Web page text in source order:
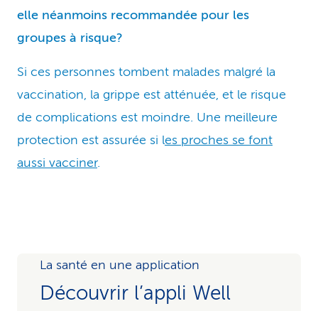
elle néanmoins recommandée pour les
groupes à risque?
Si ces personnes tombent malades malgré la
vaccination, la grippe est atténuée, et le risque
de complications est moindre. Une meilleure
protection est assurée si les proches se font
aussi vacciner.
La santé en une application
Découvrir l’appli Well